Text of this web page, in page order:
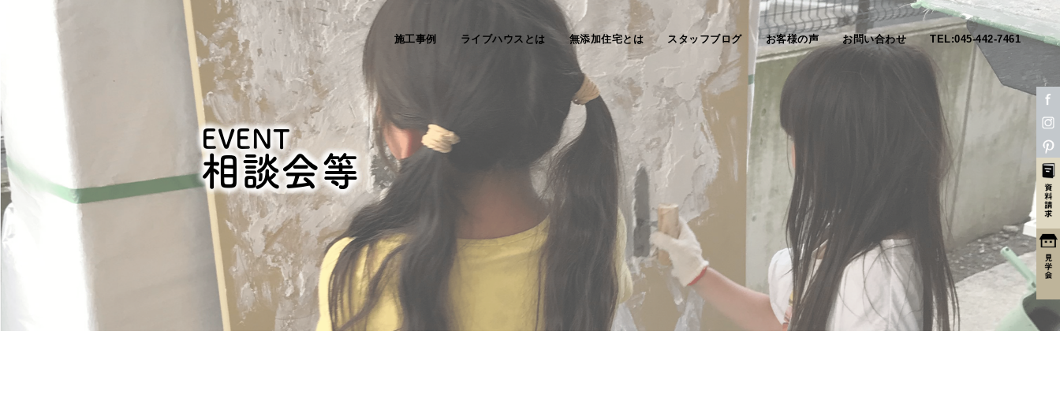
施工事例 ライブハウスとは 無添加住宅とは スタッフブログ お客様の声 お問い合わせ TEL:045-442-7461
EVENT
相談会等